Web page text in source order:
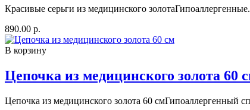
Красивые серьги из медицинского
890.00 р.
В корзину
Цепочка из медицинского золота 60
Цепочка из медицинского золота 60 смГипоаллергенный